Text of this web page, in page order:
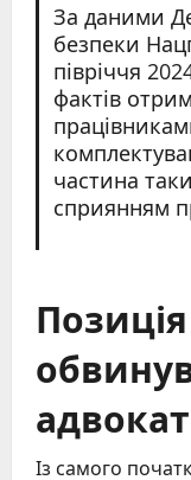
За даними
безпеки
півріччя
фактів
частина
сприянням
Позиція
Із самого